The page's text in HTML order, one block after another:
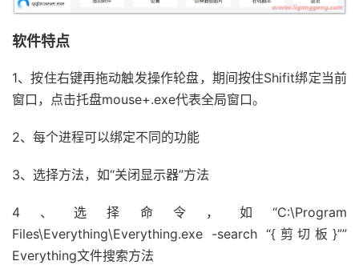
软件特点
1、按住右键再拖动触发操作轮盘，期间按住Shifit绑定当前
窗口，点击托盘mouse+.exe代表全局窗口。
2、每个进程可以绑定不同的功能
3、选择方法，如“关闭显示器”方法
4、选择命令，如“C:\Program
Files\Everything\Everything.exe -search “{剪切板}””
Everything文件搜索方法